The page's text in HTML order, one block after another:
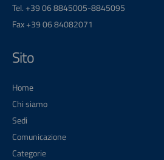
Tel. +39 06 8845005-8845095
Fax +39 06 84082071
Sito
Home
Chi siamo
Sedi
Comunicazione
Categorie